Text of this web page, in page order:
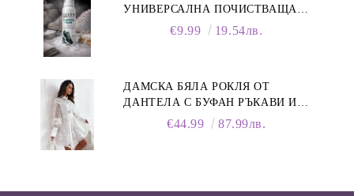
УНИВЕРСАЛНА ПОЧИСТВАЩА
ПЯНА ЗА ОБУВКИ, 150 МЛ
€9.99 19.54лв.
ДАМСКА БЯЛА РОКЛЯ ОТ
ДАНТЕЛА С БУФАН РЪКАВИ И
€44.99 87.99лв.